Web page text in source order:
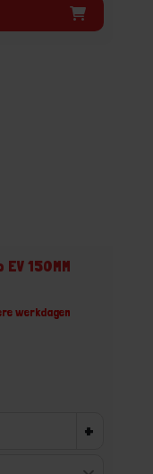
EV 150MM
werkdagen
+